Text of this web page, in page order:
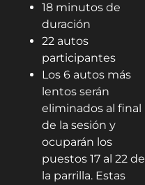
18 minutos de
duración
22 autos
participantes
Los 6 autos más
lentos serán
eliminados al final
de la sesión y
ocuparán los
puestos 17 al 22 de
la parrilla. Estas